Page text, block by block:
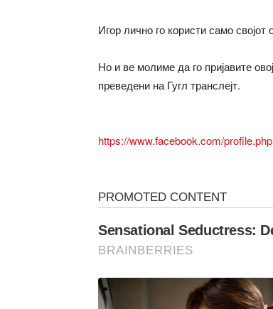
Игор лично го користи само
Но и ве молиме да го пријавите
преведени на Гугл транслејт.
https://www.facebook.com/